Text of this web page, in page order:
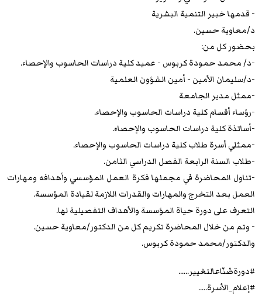
- قدمها خبير التنمية البشرية
د/معاوية حسين.
بحضور كل من:
-د/ محمد حمودة كربوس - عميد كلية دراسات الحاسوب والإحصاء.
-د/سليمان الأمين - أمين الشؤون العلمية
-ممثل مدير الجامعة
-رؤساء أقسام كلية دراسات الحاسوب والإحصاء.
-أساتذة كلية دراسات الحاسوب والإحصاء.
-ممثلي أسرة طلاب كلية دراسات الحاسوب والإحصاء.
-طلاب السنة الرابعة الفصل الدراسي الثامن.
-تناول المحاضرة في مجملها فكرة العمل المؤسسي وأهدافه ومهارات
العمل بعد التخرج والمهارات والقدرات اللازمة لقيادة المؤسسة.
التعرف على دورة حياة المؤسسة والأهداف التفصيلية لها.
- وتم من خلال المحاضرة تكريم كل من الدكتور/معاوية حسين.
والدكتور/محمد حمودة كربوس.
#دورةصُنّاعالتغيير......
#إعلام_الأسرة.....